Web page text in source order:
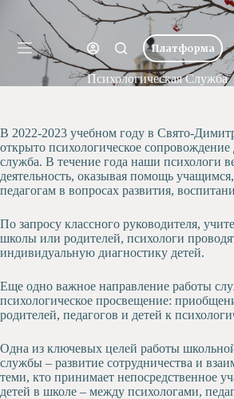
Перейти
сути
Ничего
Главная
школе
Учеба
Пресс-
центр
Хоровая
студия
Царевич
школа
Допобразование
Творчество
Художественная
студия
Имя пользователя или Email
Вход
Имя пользователя или Email
Получить новый пароль
← Вернуться ко входу
Платформа
Психологическая Служба
В 2022-2023 учебном году в Свято-
открыто психологическое сопровождение
служба. В течение года наши психологи
деятельность, оказывая помощь
педагогам в вопросах развития,
По запросу классного руководителя,
школы или родителей, психологи
индивидуальную диагностику детей.
Еще одно важное направление работы
психологическое просвещение:
родителей, педагогов и детей к
Одна из ключевых целей работы
службы – развитие сотрудничества и
теми, кто принимает непосредственное
детей в школе – между психологами,